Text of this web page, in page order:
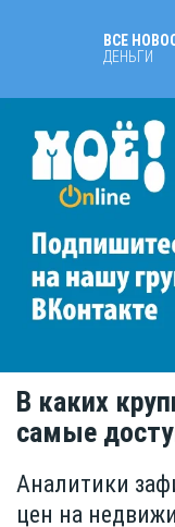
ВСЕ
ДЕНЬГИ
В каких
самые
Аналитики
цен на